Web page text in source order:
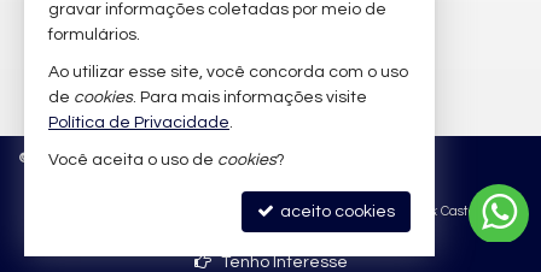
imóveis favoritos
mapa de imóveis
© 2026 CRECI/SC 6.388-J Política de Privacidade
Site para imobiliárias: Castel Digital
Tenho Interesse
gravar informações coletadas por meio de
formulários.
Ao utilizar esse site, você concorda com o uso
de cookies. Para mais informações visite
Política de Privacidade.
Você aceita o uso de cookies?
aceito cookies